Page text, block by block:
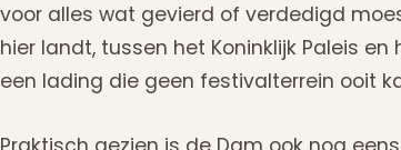
voor alles wat gevierd of verdedigd
hier landt, tussen het Koninklijk Paleis
een lading die geen festivalterrein ooit